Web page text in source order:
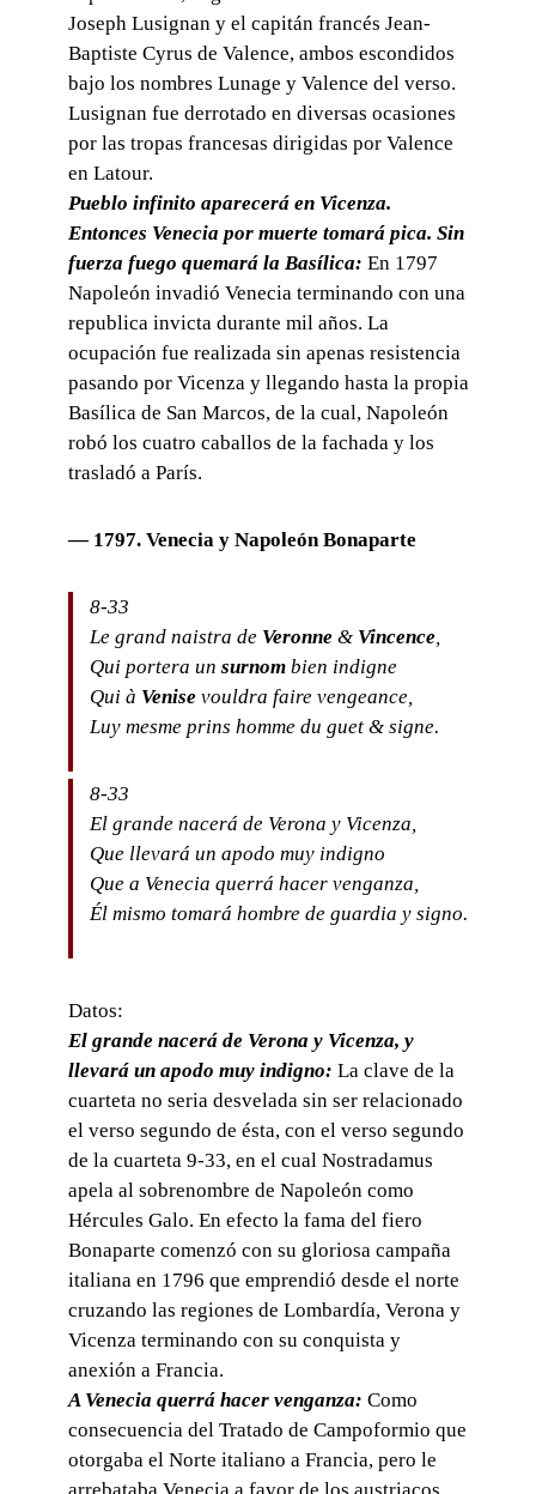
Joseph Lusignan y el capitán francés Jean-
Baptiste Cyrus de Valence, ambos escondidos
bajo los nombres Lunage y Valence del verso.
Lusignan fue derrotado en diversas ocasiones
por las tropas francesas dirigidas por Valence
en Latour.
Pueblo infinito aparecerá en Vicenza.
Entonces Venecia por muerte tomará pica. Sin
fuerza fuego quemará la Basílica: En 1797
Napoleón invadió Venecia terminando con una
republica invicta durante mil años. La
ocupación fue realizada sin apenas resistencia
pasando por Vicenza y llegando hasta la propia
Basílica de San Marcos, de la cual, Napoleón
robó los cuatro caballos de la fachada y los
trasladó a París.
— 1797. Veneciay Napoleón Bonaparte
8-33
Le grand naistra de Veronne & Vincence,
Qui portera un surnombien indigne
Qui à Venise vouldra faire vengeance,
Luy mesme prins homme du guet & signe.
8-33
El grande nacerá de Verona y Vicenza,
Que llevará un apodo muy indigno
Que a Venecia querrá hacer venganza,
Él mismo tomará hombre de guardia y signo.
Datos:
El grande nacerá de Verona y Vicenza, y
llevará un apodo muy indigno: La clave de la
cuarteta no seria desvelada sin ser relacionado
el verso segundo de ésta, con el verso segundo
de la cuarteta 9-33, en el cual Nostradamus
apela al sobrenombre de Napoleón como
Hércules Galo. En efecto la fama del fiero
Bonaparte comenzó con su gloriosa campaña
italiana en 1796 que emprendió desde el norte
cruzando las regiones de Lombardía, Verona y
Vicenza terminando con su conquista y
anexión a Francia.
A Venecia querrá hacer venganza: Como
consecuencia del Tratado de Campoformio que
otorgaba el Norte italiano a Francia, pero le